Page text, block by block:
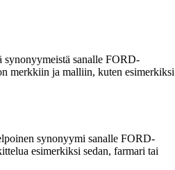
sanalle FORD-
merkkiin ja malliin, kuten esimerkiksi
synonyymi sanalle FORD-
esimerkiksi sedan, farmari tai